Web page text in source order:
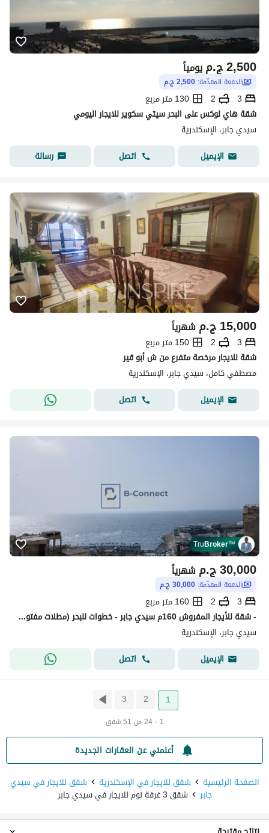
ج.م2,500 يومياً
الدفعة المقدّمة: 2,500 ج.م
3
2
130 متر مربع
شقة هاي لوكس على البحر سيتي سكوير للايجار اليومي
سيدي جابر، الإسكندرية
الإيميل
اتصل رسالة
ج.م15,000 شهرياً
3
2
150 متر مربع
شقة للايجار مرخصة متفرع من ش أبو قير
مصطفي كامل، سيدي جابر، الإسكندرية
الإيميل
اتصل
TruBroker™
ج.م30,000 شهرياً
الدفعة المقدّمة: 30,000 ج.م
3
2
160 متر مربع
- شقة للأيجار المفروش 160م سيدي جابر - خطوات للبحر (مطلات مفتوحة)- شقة للأيجار المفروش 160م سيدي جابر - خطوات للبحر (مطلات مفتوحة) - ريسبشن ( 3 ) قطع
سيدي جابر، الإسكندرية
الإيميل
اتصل
1
2
3
1 - 24 من 51 شقق
أعلمني عن العقارات الجديدة
الصفحة الرئيسية
شقق للايجار في الإسكندرية شقق للايجار في سيدي
جابر شقق 3 غرفة نوم للايجار في سيدي جابر